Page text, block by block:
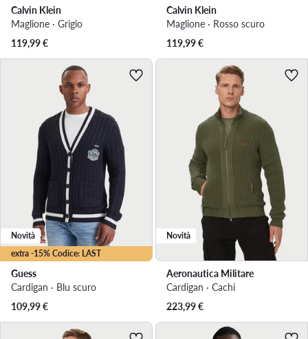
Calvin Klein
Maglione · Grigio
119,99€
Calvin Klein
Maglione · Rosso scuro
119,99€
extra -15% Codice: LAST
Novità
Guess
Cardigan · Blu scuro
109,99€
Novità
Aeronautica Militare
Cardigan · Cachi
223,99€